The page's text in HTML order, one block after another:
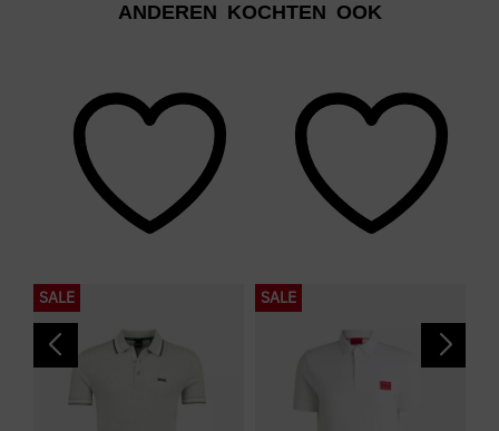
ANDEREN KOCHTEN OOK
SALE SALE